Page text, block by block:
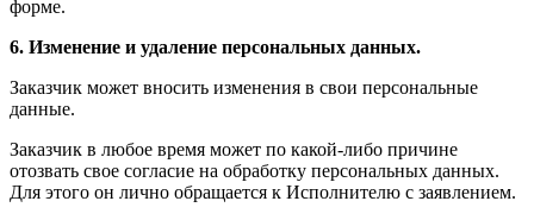
форме.
6. Изменение и удаление персональных данных.
Заказчик может вносить изменения в свои персональные
данные.
Заказчик в любое время может по какой-либо причине
отозвать свое согласие на обработку персональных данных.
Для этого он лично обращается к Исполнителю с заявлением.